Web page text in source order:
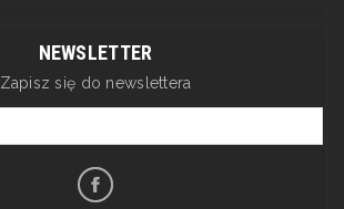
NEWSLETTER
Zapisz się do newslettera